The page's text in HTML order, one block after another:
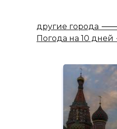
другие города
Погода на 10